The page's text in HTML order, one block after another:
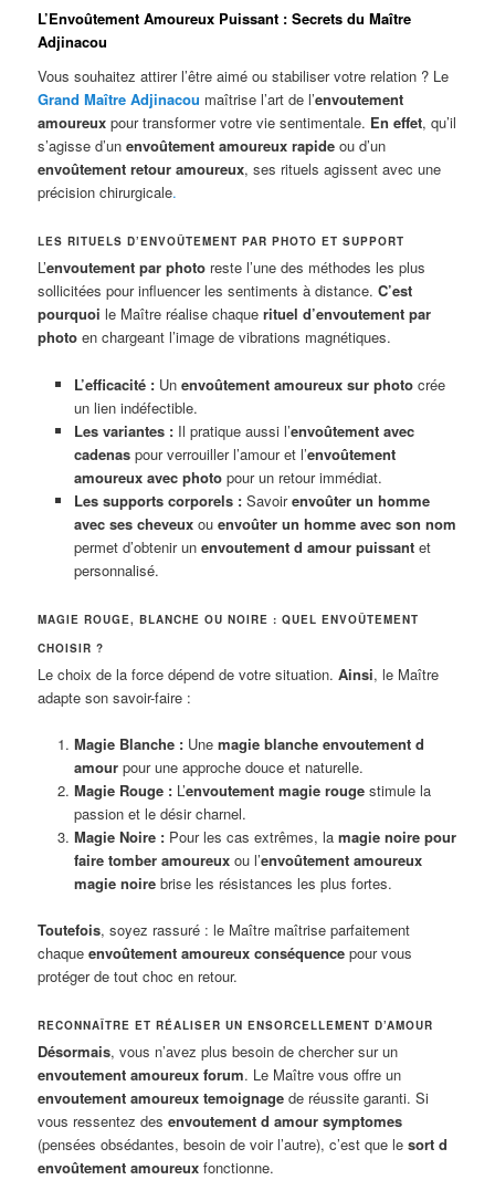
L’Envoûtement Amoureux Puissant : Secrets du Maître
Adjinacou
Vous souhaitez attirer l’être aimé ou stabiliser votre relation ? Le
Grand Maître Adjinacou maîtrise l’art de l’envoutement
amoureux pour transformer votre vie sentimentale. En effet, qu’il
s’agisse d’unenvoûtement amoureux rapide ou d’un
envoûtement retour amoureux, ses rituels agissent avec une
précision chirurgicale.
LES RITUELS D’ENVOÛTEMENT PAR PHOTO ET SUPPORT
L’envoutement par photo reste l’une des méthodes les plus
sollicitées pour influencer les sentiments à distance.C’est
pourquoi le Maître réalise chaquerituel d’envoutement par
photo en chargeant l’image de vibrations magnétiques.
L’efficacité :Un envoûtement amoureux sur photocrée
un lien indéfectible.
Les variantes :Il pratique aussi l’envoûtement avec
cadenaspour verrouiller l’amour et l’envoûtement
amoureux avec photopour un retour immédiat.
Les supports corporels :Savoirenvoûter un homme
avec ses cheveuxou envoûter un homme avec son nom
permet d’obtenir un envoutement d amour puissantet
personnalisé.
MAGIE ROUGE, BLANCHE OU NOIRE : QUEL ENVOÛTEMENT
CHOISIR ?
Le choix de la force dépend de votre situation.Ainsi, le Maître
adapte son savoir-faire :
Magie Blanche :Une magie blanche envoutement d
amourpour une approche douce et naturelle.
Magie Rouge :L’envoutement magie rougestimule la
passion et le désir charnel.
Magie Noire :Pour les cas extrêmes, la magie noire pour
faire tomber amoureuxou l’envoûtement amoureux
magie noirebrise les résistances les plus fortes.
Toutefois, soyez rassuré : le Maître maîtrise parfaitement
chaqueenvoûtement amoureux conséquence pour vous
protéger de tout choc en retour.
RECONNAÎTRE ET RÉALISER UN ENSORCELLEMENT D’AMOUR
Désormais, vous n’avez plus besoin de chercher sur un
envoutement amoureux forum. Le Maître vous offre un
envoutement amoureux temoignage de réussite garanti. Si
vous ressentez desenvoutement d amour symptomes
(pensées obsédantes, besoin de voir l’autre), c’est que lesort d
envoûtement amoureux fonctionne.